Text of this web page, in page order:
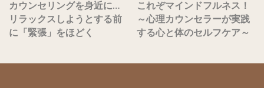
カウンセリングを身近に…
リラックスしようとする前
に「緊張」をほどく
これぞマインドフルネス！
～心理カウンセラーが実践
する心と体のセルフケア～